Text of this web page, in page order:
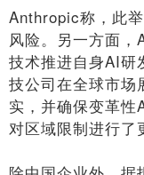
Anthropic称，此
风险。另一方面
技术推进自身AI研
技公司在全球市场
实，并确保变革
对区域限制进行了